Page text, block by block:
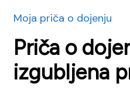
Moja priča o dojenju
Priča o
izgubljena